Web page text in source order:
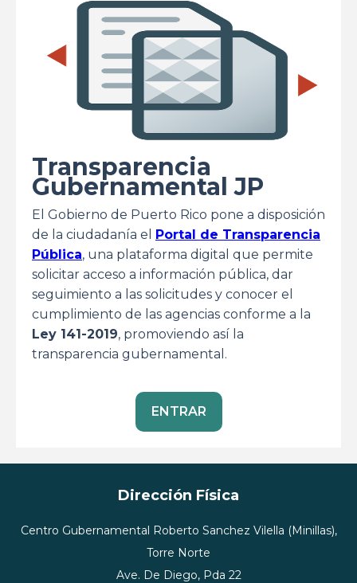
Transparencia
Gubernamental JP
El Gobierno de Puerto Rico pone a disposición
de la ciudadanía el Portal de Transparencia
Pública, una plataforma digital que permite
solicitar acceso a información pública, dar
seguimiento a las solicitudes y conocer el
cumplimiento de las agencias conforme a la
Ley 141-2019, promoviendo así la
transparencia gubernamental.
ENTRAR
Dirección Física
Centro Gubernamental Roberto Sanchez Vilella (Minillas),
Torre Norte
Ave. De Diego, Pda 22